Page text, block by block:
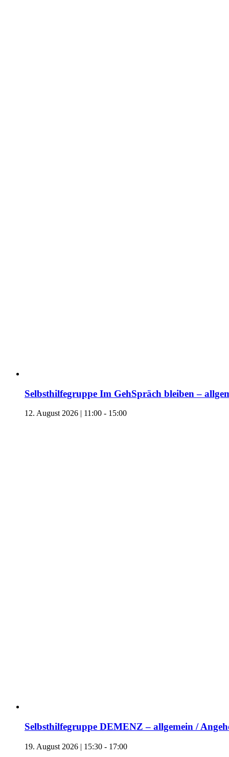
Selbsthilfegruppe Im GehSpräch bleiben –
12. August 2026 | 11:00 - 15:00
Selbsthilfegruppe DEMENZ – allgemein /
19. August 2026 | 15:30 - 17:00